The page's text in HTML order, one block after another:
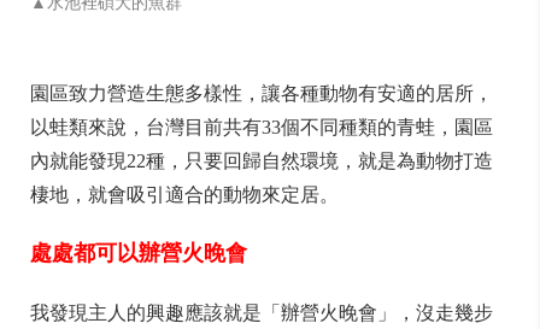
園區致力營造生態多樣性，讓各種動物有安適的居所，
以蛙類來說，台灣目前共有33個不同種類的青蛙，園區
內就能發現22種，只要回歸自然環境，就是為動物打造
棲地，就會吸引適合的動物來定居。
處處都可以辦營火晚會
我發現主人的興趣應該就是「辦營火晚會」，沒走幾步